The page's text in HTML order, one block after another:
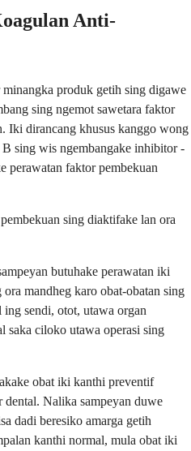
Anti-
produk getih sing digawe
sing ngemot sawetara faktor
Iki dirancang khusus kanggo wong
sing wis ngembangake inhibitor -
perawatan faktor pembekuan
sing diaktifake lan ora
butuhake perawatan iki
mandheg karo obat-obatan sing
sendi, otot, utawa organ
saka ciloko utawa operasi sing
obat iki kanthi preventif
dental. Nalika sampeyan duwe
dadi beresiko amarga getih
kanthi normal, mula obat iki